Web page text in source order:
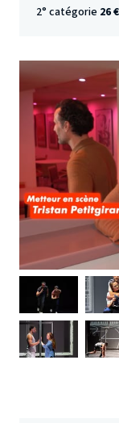
2° catégorie 26 €